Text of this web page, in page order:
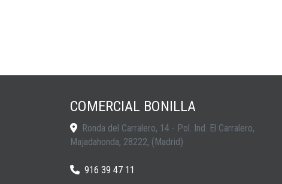
COMERCIAL BONILLA
Ronda del Carralero, 14 - Pol. Ind. El Carralero,
Majadahonda, 28222, (Madrid)
916 39 47 11